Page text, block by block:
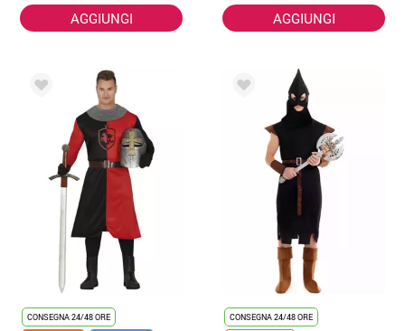
AGGIUNGI AGGIUNGI
CONSEGNA 24/48 ORE
CONSEGNA 24/48 ORE